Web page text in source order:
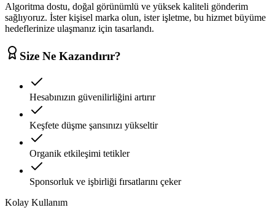
Algoritma dostu, doğal görünümlü ve yüksek kaliteli gönderim
sağlıyoruz. İster kişisel marka olun, ister işletme, bu hizmet büyüme
hedeflerinize ulaşmanız için tasarlandı.
Size Ne Kazandırır?
Hesabınızın güvenilirliğini artırır
Keşfete düşme şansınızı yükseltir
Organik etkileşimi tetikler
Sponsorluk ve işbirliği fırsatlarını çeker
Kolay Kullanım